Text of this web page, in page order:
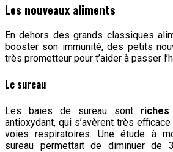
Les nouveaux aliments
En dehors des grands classiques
booster son immunité, des petits
très prometteur pour t’aider à passer
Le sureau
Les baies de sureau sont
antioxydant, qui s’avèrent très
voies respiratoires. Une étude à
sureau permettait de diminuer de